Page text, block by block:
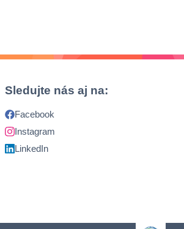
Sledujte nás aj na:
Facebook
Instagram
LinkedIn